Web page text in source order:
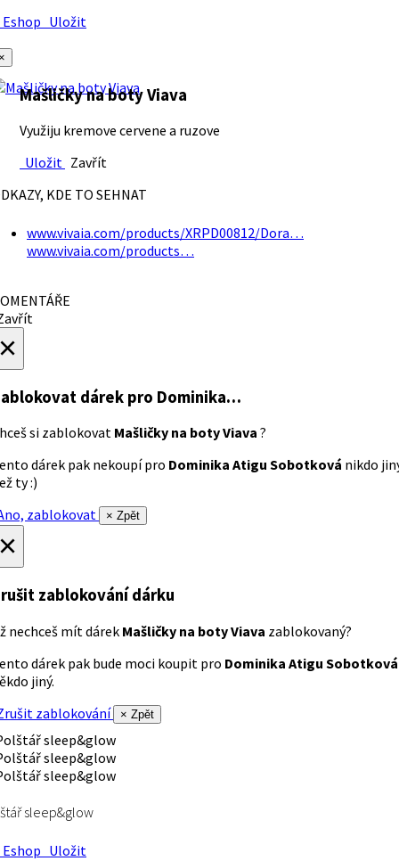
Uložit
Mašličky na boty Viava
Využiju kremove cervene a ruzove
Uložit Zavřít
KDE TO SEHNAT
www.vivaia.com/products/XRPD00812/Dora…
www.vivaia.com/products…
dárek pro Dominika…
si zablokovat Mašličky na boty Viava ?
dárek pak nekoupí pro Dominika Atigu Sobotková nikdo
ty :)
zablokovat
× Zpět
zablokování dárku
nechceš mít dárek Mašličky na boty Viava zablokovaný?
dárek pak bude moci koupit pro Dominika Atigu Sobotková
jiný.
zablokování
× Zpět
sleep&glow
Uložit